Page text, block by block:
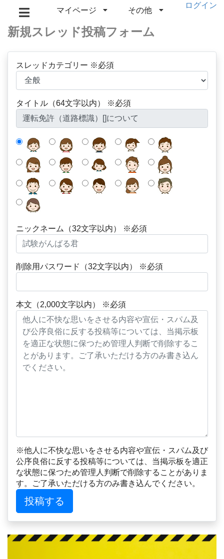
マイページ その他
ログイン
新規スレッド投稿フォーム
スレッドカテゴリー ※必須
タイトル（64文字以内） ※必須
ニックネーム（32文字以内） ※必須
削除用パスワード（32文字以内） ※必須
本文（2,000文字以内） ※必須
※他人に不快な思いをさせる内容や宣伝・スパム及び
公序良俗に反する投稿等については、当掲示板を適正
な状態に保つため管理人判断で削除することがありま
す。ご了承いただける方のみ書き込んでください。
投稿する